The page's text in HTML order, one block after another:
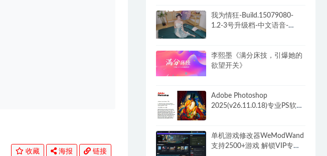
收藏 海报 链接
我为情狂-Build.15079080-
1.2-3号升级档-中文语音-
李熙墨《满分床技，引爆她的
欲望开关》
Adobe Photoshop
2025(v26.11.0.18)专业PS软件
单机游戏修改器WeModWand
支持2500+游戏 解锁VIP专业